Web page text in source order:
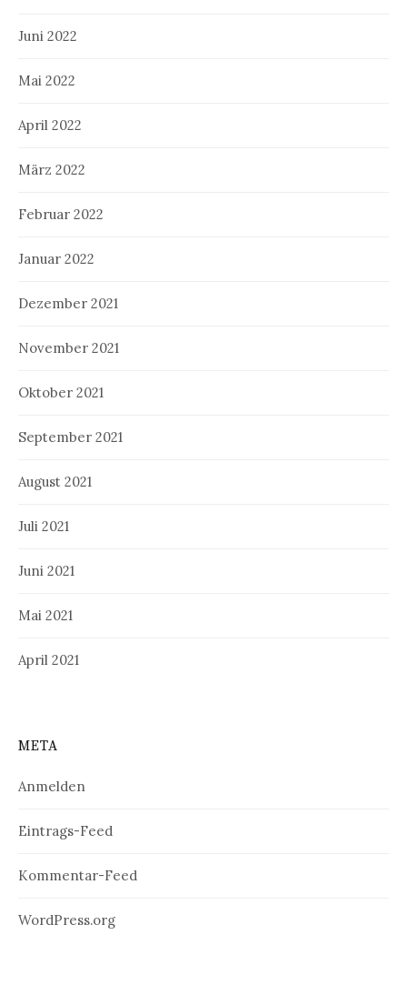
Juni 2022
Mai 2022
April 2022
März 2022
Februar 2022
Januar 2022
Dezember 2021
November 2021
Oktober 2021
September 2021
August 2021
Juli 2021
Juni 2021
Mai 2021
April 2021
META
Anmelden
Eintrags-Feed
Kommentar-Feed
WordPress.org